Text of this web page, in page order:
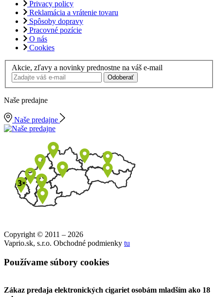
Privacy policy
Reklamácia a vrátenie tovaru
Spôsoby dopravy
Pracovné pozície
O nás
Cookies
Akcie, zľavy a novinky prednostne na váš e-mail
Odoberať
Naše predajne
Naše predajne
Copyright © 2011 – 2026
Vaprio.sk, s.r.o. Obchodné podmienky tu
Používame súbory cookies
Zákaz predaja elektronických cigariet osobám mladším ako 18